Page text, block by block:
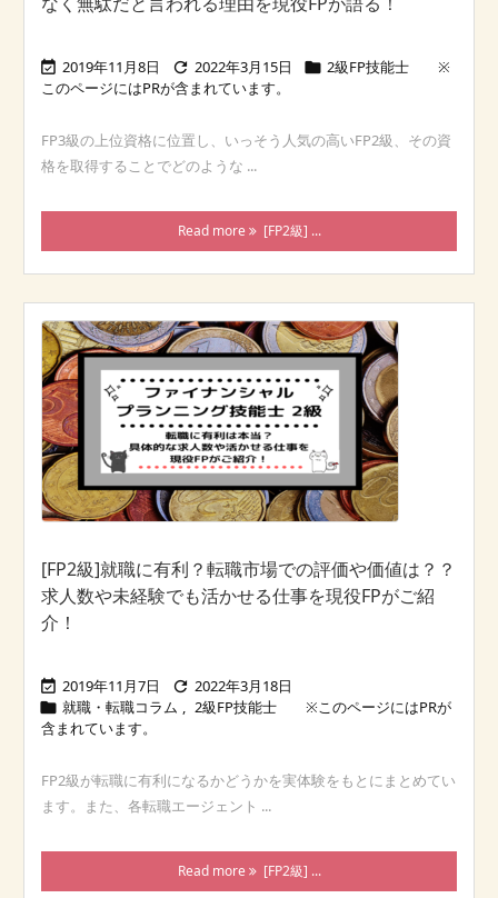
 2019年11月8日  2022年3月15日  2級FP技能士
FP3級の上位資格に位置し、いっそう人気の高いFP2級、その資
格を取得することでどのような ...
Read more [FP2級] ...
[FP2級]就職に有利？転職市場での評価や価値は？？
求人数や未経験でも活かせる仕事を現役FPがご紹
介！
 2019年11月7日  2022年3月18日
 就職・転職コラム , 2級FP技能士
FP2級が転職に有利になるかどうかを実体験をもとにまとめてい
ます。また、各転職エージェント ...
Read more [FP2級] ...